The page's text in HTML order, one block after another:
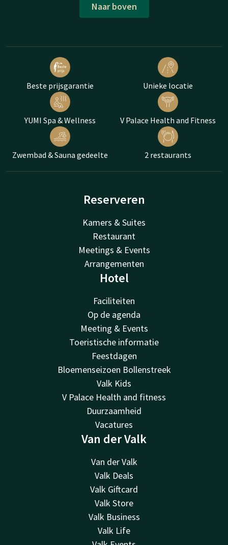
Naar boven
Beste prijsgarantie Unieke locatie
YUMI Spa & Wellness V Palace Health and Fitness
Zwembad & Sauna gedeelte 2 restaurants
Reserveren
Kamers & Suites
Restaurant
Meetings & Events
Arrangementen
Hotel
Faciliteiten
Op de agenda
Meeting & Events
Toeristische informatie
Feestdagen
Bloemenseizoen Bollenstreek
Valk Kids
V Palace Health and fitness
Duurzaamheid
Vacatures
Van der Valk
Van der Valk
Valk Deals
Valk Giftcard
Valk Store
Valk Business
Valk Life